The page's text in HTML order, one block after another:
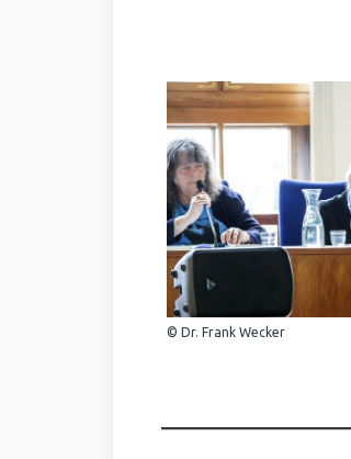
© Dr. Frank Wecker